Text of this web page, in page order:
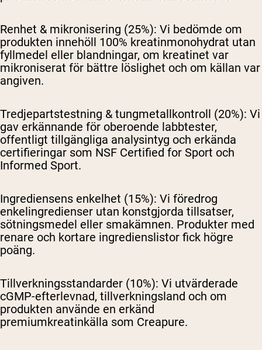
Renhet & mikronisering (25%): Vi bedömde om
produkten innehöll 100% kreatinmonohydrat utan
fyllmedel eller blandningar, om kreatinet var
mikroniserat för bättre löslighet och om källan var
angiven.
Tredjepartstestning & tungmetallkontroll (20%): Vi
gav erkännande för oberoende labbtester,
offentligt tillgängliga analysintyg och erkända
certifieringar som NSF Certified for Sport och
Informed Sport.
Ingrediensens enkelhet (15%): Vi föredrog
enkelingredienser utan konstgjorda tillsatser,
sötningsmedel eller smakämnen. Produkter med
renare och kortare ingredienslistor fick högre
poäng.
Tillverkningsstandarder (10%): Vi utvärderade
cGMP-efterlevnad, tillverkningsland och om
produkten använde en erkänd
premiumkreatinkälla som Creapure.